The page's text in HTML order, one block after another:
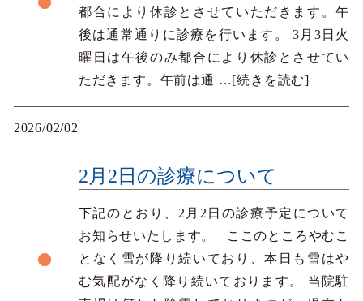
都合により休診とさせていただきます。午
後は通常通りに診療を行います。 3月3日火
曜日は午後のみ都合により休診とさせてい
ただきます。午前は通 …[続きを読む]
2026/02/02
2月2日の診療について
下記のとおり、2月2日の診療予定について
お知らせいたします。 ここのところやむこ
となく雪が降り続いており、本日も雪はや
む気配がなく降り続いております。 当院駐